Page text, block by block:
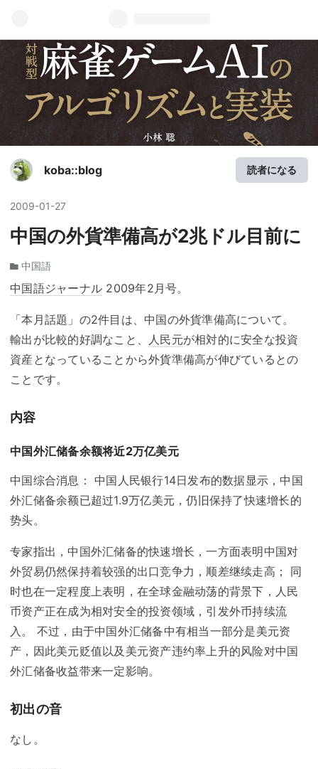
koba::blog 読者になる
2009-01-27
中国の外貨準備高が2兆ドル目前に
中国語
中国語ジャーナル 2009年2月号。
「本月話題」の2件目は、中国の外貨準備高について。
輸出が比較的好調なこと、 人民元が相対的に安全な投資
資産となっていることから外貨準備高が伸びているとの
ことです。
内容
中国外汇储备余额将近2万亿美元
中国综合消息： 中国人民银行14日发布的数据显示，中国
外汇储备余额已超过1.9万亿美元，仍旧保持了快速增长的
势头。
专家指出，中国外汇储备的快速增长，一方面表明中国对
外贸易仍然保持着较强的出口竞争力，顺差继续走高； 同
时也在一定程度上表明，在全球金融动荡的背景下，人民
币资产正在成为相对安全的投资领域，引发外币持续流
入。 不过，由于中国外汇储备中有相当一部分是美元资
产，因此美元贬值以及美元资产违约率上升的风险对中国
外汇储备收益带来一定影响。
初出の音
なし。